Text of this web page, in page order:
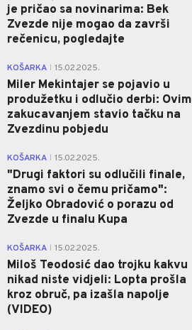
je pričao sa novinarima: Bek
Zvezde nije mogao da završi
rečenicu, pogledajte
KOŠARKA 15.02.2025.
Miler Mekintajer se pojavio u
produžetku i odlučio derbi: Ovim
zakucavanjem stavio tačku na
Zvezdinu pobjedu
KOŠARKA 15.02.2025.
"Drugi faktori su odlučili finale,
znamo svi o čemu pričamo":
Željko Obradović o porazu od
Zvezde u finalu Kupa
KOŠARKA 15.02.2025.
Miloš Teodosić dao trojku kakvu
nikad niste vidjeli: Lopta prošla
kroz obruč, pa izašla napolje
(VIDEO)